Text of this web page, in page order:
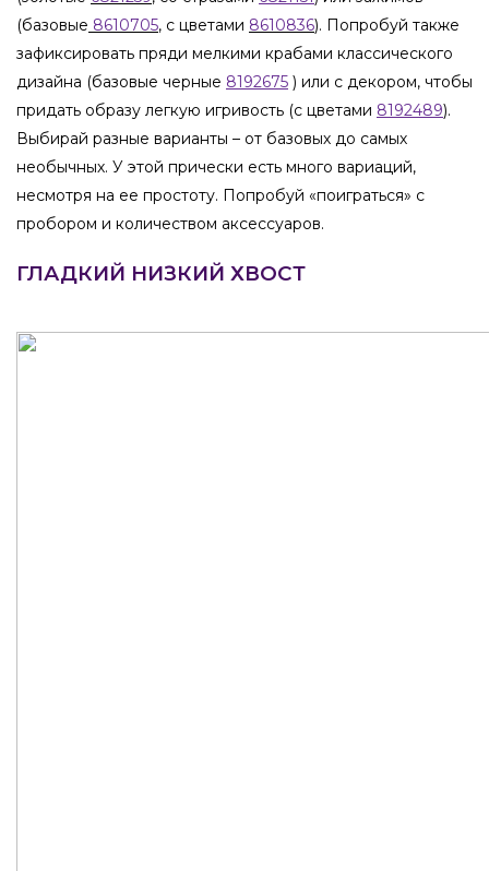
(базовые 8610705, с цветами 8610836). Попробуй также
зафиксировать пряди мелкими крабами классического
дизайна (базовые черные 8192675 ) или с декором, чтобы
придать образу легкую игривость (с цветами 8192489).
Выбирай разные варианты – от базовых до самых
необычных. У этой прически есть много вариаций,
несмотря на ее простоту. Попробуй «поиграться» с
пробором и количеством аксессуаров.
ГЛАДКИЙ НИЗКИЙ ХВОСТ